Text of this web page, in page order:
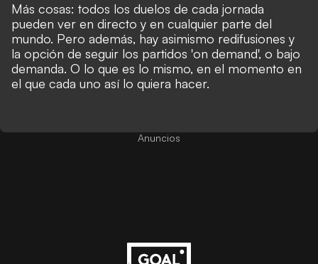
Más cosas: todos los duelos de cada jornada
pueden ver en directo y en cualquier parte del
mundo. Pero además, hay asimismo redifusiones y
la opción de seguir los partidos 'on demand', o bajo
demanda. O lo que es lo mismo, en el momento en
el que cada uno así lo quiera hacer.
Anuncios